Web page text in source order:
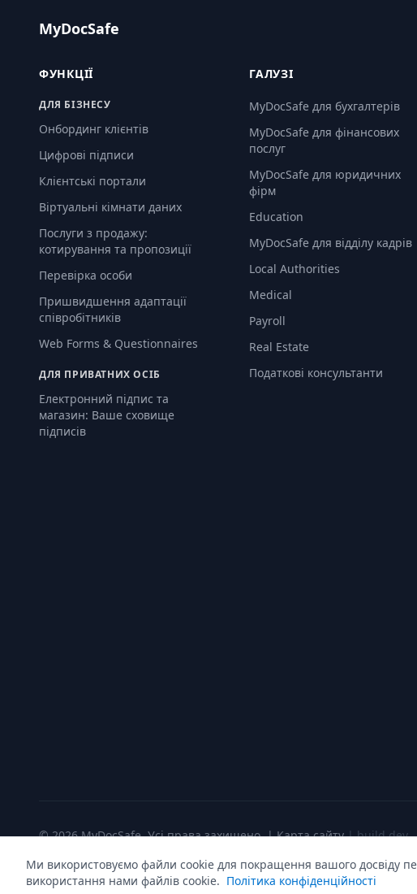
MyDocSafe
ФУНКЦІЇ
ДЛЯ БІЗНЕСУ
Онбординг клієнтів
Цифрові підписи
Клієнтські портали
Віртуальні кімнати даних
Послуги з продажу:
котирування та пропозиції
Перевірка особи
Пришвидшення адаптації
співробітників
Web Forms & Questionnaires
ДЛЯ ПРИВАТНИХ ОСІБ
Електронний підпис та
магазин: Ваше сховище
підписів
ГАЛУЗІ
MyDocSafe для бухгалтерів
MyDocSafe для фінансових
послуг
MyDocSafe для юридичних
фірм
Education
MyDocSafe для відділу кадрів
Local Authorities
Medical
Payroll
Real Estate
Податкові консультанти
© 2026 MyDocSafe. Усі права захищено. |Карта сайту | build dev
Ми використовуємо файли cookie для покращення вашого досвіду
використання нами файлів cookie. Політика конфіденційності